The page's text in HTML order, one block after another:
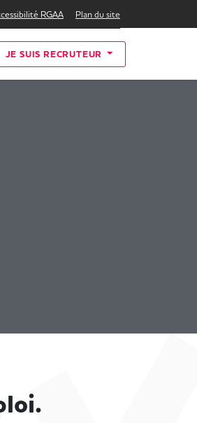
RGAA Plan du site
JE SUIS RECRUTEUR